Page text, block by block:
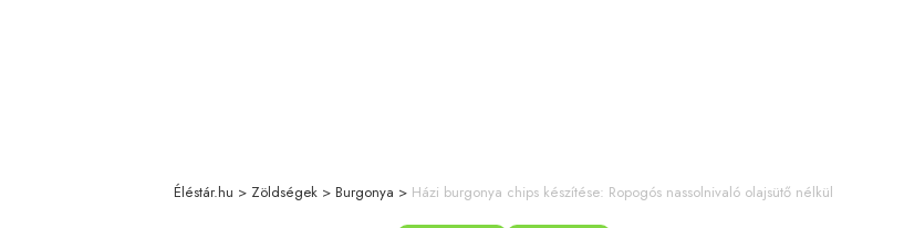
Éléstár.hu > Zöldségek > Burgonya > Házi burgonya chips készítése: Ropogós nassolnivaló olajsütő nélkül